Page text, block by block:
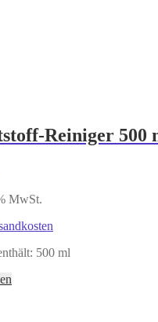
Reiniger 500
MwSt.
500ml